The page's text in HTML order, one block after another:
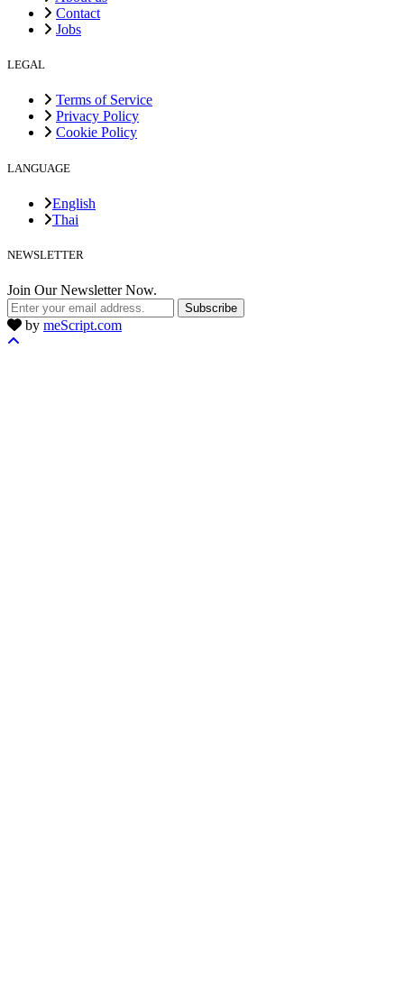
Contact
Jobs
LEGAL
Terms of Service
Privacy Policy
Cookie Policy
LANGUAGE
English
Thai
NEWSLETTER
Join Our Newsletter Now.
Subscribe
by meScript.com